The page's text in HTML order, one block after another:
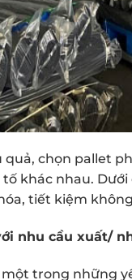
chọn pallet
khác nhau.
tiết kiệm
nhu cầu xuất/
trong những